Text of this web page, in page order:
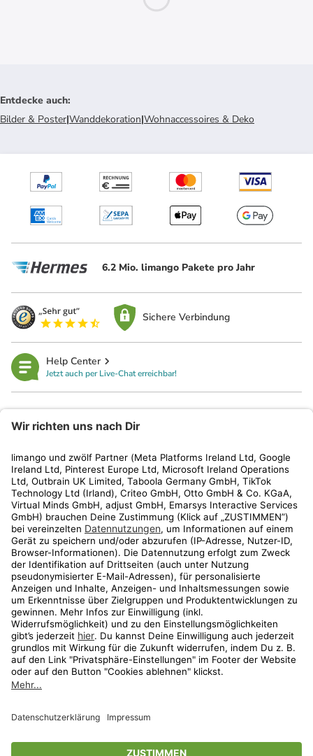
Entdecke auch:
Bilder & Poster|Wanddekoration|Wohnaccessoires & Deko
6.2 Mio. limango Pakete pro Jahr
Sichere Verbindung
Help Center
Jetzt auch per Live-Chat erreichbar!
Kundenservice
Shop
Aktionen
Travel